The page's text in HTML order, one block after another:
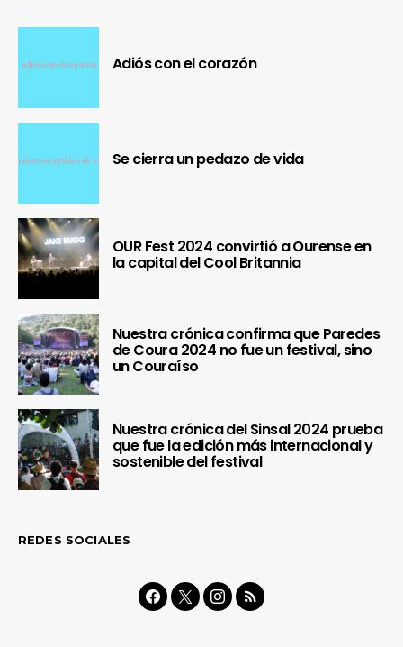
Adiós con el corazón
Se cierra un pedazo de vida
OUR Fest 2024 convirtió a Ourense en
la capital del Cool Britannia
Nuestra crónica confirma que Paredes
de Coura 2024 no fue un festival, sino
un Couraíso
Nuestra crónica del Sinsal 2024 prueba
que fue la edición más internacional y
sostenible del festival
REDES SOCIALES